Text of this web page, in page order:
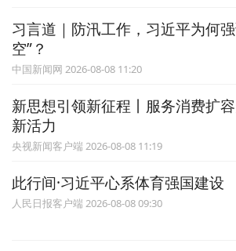
习言道｜防汛工作，习近平为何
空”？
中国新闻网 2026-08-08 11:20
新思想引领新征程丨服务消费扩
新活力
央视新闻客户端 2026-08-08 11:19
此行间·习近平心系体育强国建设
人民日报客户端 2026-08-08 09:30